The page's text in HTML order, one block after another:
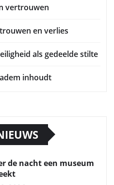
vertrouwen
en verlies
als gedeelde stilte
inhoudt
de nacht een museum